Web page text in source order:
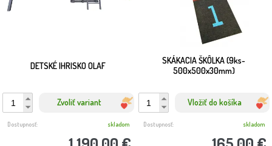
DETSKÉ IHRISKO OLAF
Zvoliť variant
Dostupnosť: skladom
SKÁKACIA ŠKÔLKA (9ks-
500x500x30mm)
Vložiť do košíka
Dostupnosť: skladom